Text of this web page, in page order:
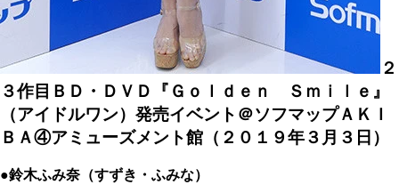
２
３作目ＢＤ・ＤＶＤ『Ｇｏｌｄｅｎ Ｓｍｉｌｅ』
（アイドルワン）発売イベント＠ソフマップＡＫＩ
ＢＡ④アミューズメント館（２０１９年３月３日）
●鈴木ふみ奈（すずき・ふみな）